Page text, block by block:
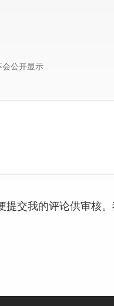
公开显示
提交我的评论供审核